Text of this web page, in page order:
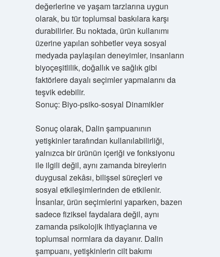
değerlerine ve yaşam tarzlarına uygun
olarak, bu tür toplumsal baskılara karşı
durabilirler. Bu noktada, ürün kullanımı
üzerine yapılan sohbetler veya sosyal
medyada paylaşılan deneyimler, insanların
biyoçeşitlilik, doğallık ve sağlık gibi
faktörlere dayalı seçimler yapmalarını da
teşvik edebilir.
Sonuç: Biyo-psiko-sosyal Dinamikler
Sonuç olarak, Dalin şampuanının
yetişkinler tarafından kullanılabilirliği,
yalnızca bir ürünün içeriği ve fonksiyonu
ile ilgili değil, aynı zamanda bireylerin
duygusal zekâsı, bilişsel süreçleri ve
sosyal etkileşimlerinden de etkilenir.
İnsanlar, ürün seçimlerini yaparken, bazen
sadece fiziksel faydalara değil, aynı
zamanda psikolojik ihtiyaçlarına ve
toplumsal normlara da dayanır. Dalin
şampuanı, yetişkinlerin cilt bakımı